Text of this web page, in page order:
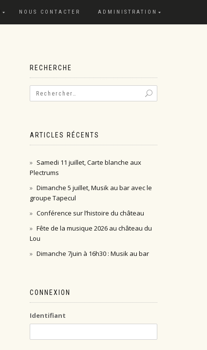
NOUS CONTACTER ADMINISTRATION
RECHERCHE
ARTICLES RÉCENTS
Samedi 11 juillet, Carte blanche aux
Plectrums
Dimanche 5 juillet, Musik au bar avec le
groupe Tapecul
Conférence sur l’histoire du château
Fête de la musique 2026 au château du
Lou
Dimanche 7juin à 16h30 : Musik au bar
CONNEXION
Identifiant